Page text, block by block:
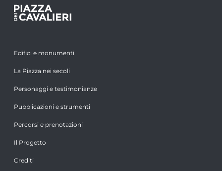
Edifici e monumenti
La Piazza nei secoli
Personaggi e testimonianze
Pubblicazioni e strumenti
Percorsi e prenotazioni
Il Progetto
Crediti